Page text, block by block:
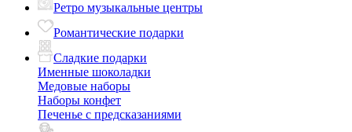
Ретро музыкальные центры
Романтические подарки
Сладкие подарки
Именные шоколадки
Медовые наборы
Наборы конфет
Печенье с предсказаниями